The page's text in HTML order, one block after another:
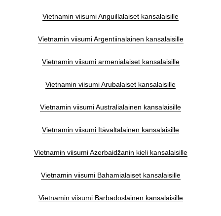
Vietnamin viisumi Anguillalaiset kansalaisille
Vietnamin viisumi Argentiinalainen kansalaisille
Vietnamin viisumi armenialaiset kansalaisille
Vietnamin viisumi Arubalaiset kansalaisille
Vietnamin viisumi Australialainen kansalaisille
Vietnamin viisumi Itävaltalainen kansalaisille
Vietnamin viisumi Azerbaidžanin kieli kansalaisille
Vietnamin viisumi Bahamialaiset kansalaisille
Vietnamin viisumi Barbadoslainen kansalaisille